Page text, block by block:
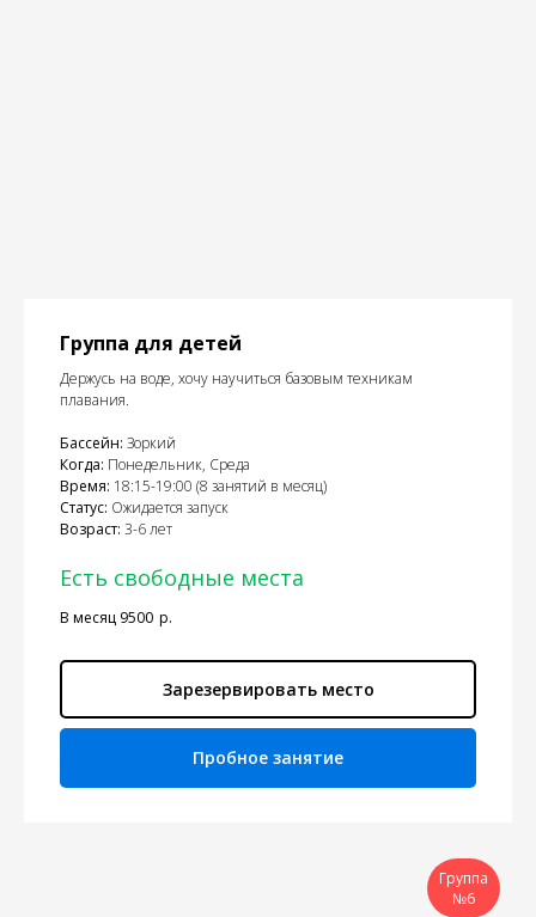
Группа для детей
Держусь на воде, хочу научиться базовым техникам
плавания.
Бассейн: Зоркий
Когда: Понедельник, Среда
Время: 18:15-19:00 (8 занятий в месяц)
Статус: Ожидается запуск
Возраст: 3-6 лет
Есть свободные места
В месяц 9500 р.
Зарезервировать место
Пробное занятие
Группа
№6